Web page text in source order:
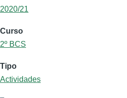
2020/21
Curso
2º BCS
Tipo
Actividades